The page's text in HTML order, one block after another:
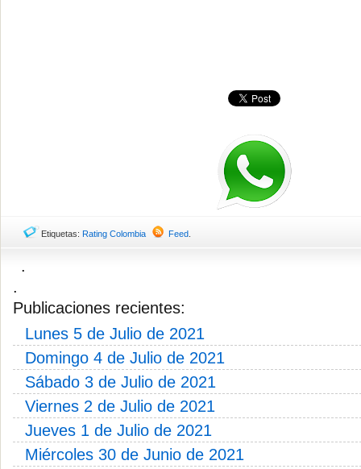
Etiquetas: Rating Colombia Feed
.
.
Publicaciones recientes:
Lunes 5 de Julio de 2021
Domingo 4 de Julio de 2021
Sábado 3 de Julio de 2021
Viernes 2 de Julio de 2021
Jueves 1 de Julio de 2021
Miércoles 30 de Junio de 2021